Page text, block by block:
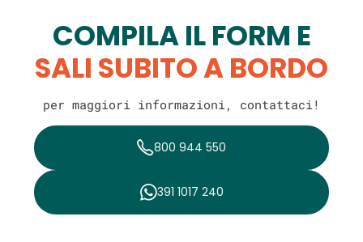
COMPILA IL FORM E
SALI SUBITO A BORDO
per maggiori informazioni, contattaci!
800 944 550
391 1017 240